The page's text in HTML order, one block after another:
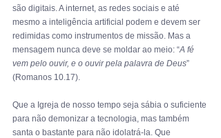
são digitais. A internet, as redes sociais e até
mesmo a inteligência artificial podem e devem ser
redimidas como instrumentos de missão. Mas a
mensagem nunca deve se moldar ao meio: “A fé
vem pelo ouvir, e o ouvir pela palavra de Deus”
(Romanos 10.17).
Que a Igreja de nosso tempo seja sábia o suficiente
para não demonizar a tecnologia, mas também
santa o bastante para não idolatrá-la. Que